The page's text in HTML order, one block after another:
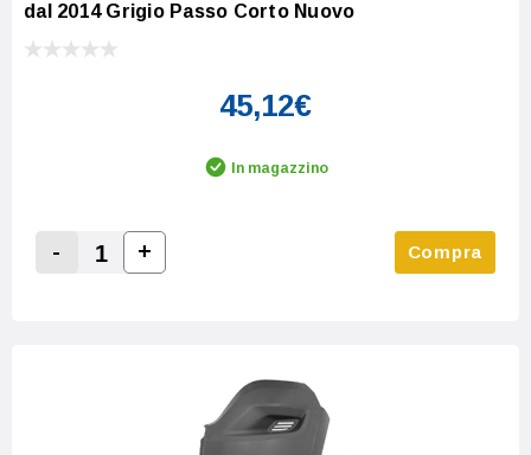
dal 2014 Grigio Passo Corto Nuovo
45,12€
In magazzino
Decrease Quantity:
-
Increase Quantity:
+ Compra